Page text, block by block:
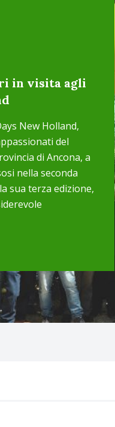
in visita agli
New Holland,
del
di Ancona, a
nella seconda
sua terza edizione,